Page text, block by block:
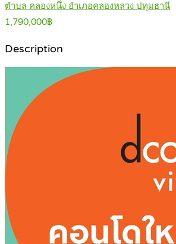
ตำบล คลองหนึ่ง อำเภอคลองหลวง ปทุมธานี
1,790,000฿
Description